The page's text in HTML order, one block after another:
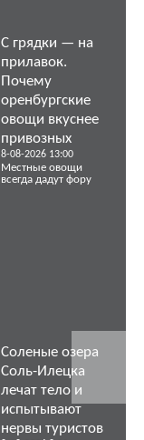
С грядки — на
прилавок.
Почему
оренбургские
овощи вкуснее
привозных
8-08-2026 13:00
Местные овощи
всегда дадут фору
Соленые озера
Соль-Илецка
лечат тело и
испытывают
нервы туристов